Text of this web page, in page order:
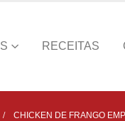
RECEITAS
CHICKEN DE FRANGO